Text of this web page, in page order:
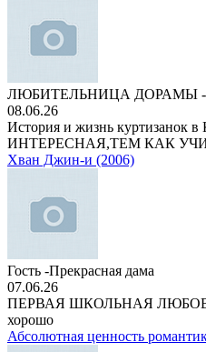
ЛЮБИТЕЛЬНИЦА ДОРАМЫ -
08.06.26
История и жизнь куртизанок
ИНТЕРЕСНАЯ,ТЕМ КАК
Хван Джин-и (2006)
Гость -Прекрасная дама
07.06.26
ПЕРВАЯ ШКОЛЬНАЯ ЛЮБОВЬ!
хорошо
Абсолютная ценность